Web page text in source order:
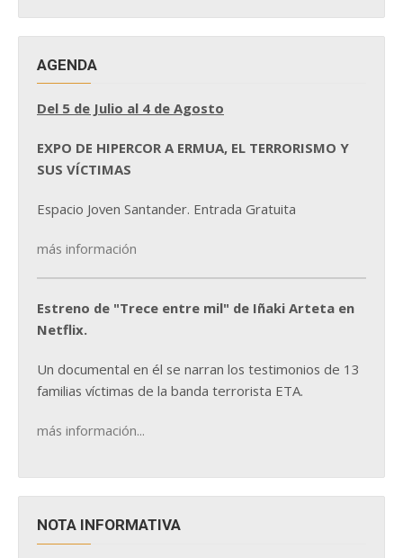
AGENDA
Del 5 de Julio al 4 de Agosto
EXPO DE HIPERCOR A ERMUA, EL TERRORISMO Y
SUS VÍCTIMAS
Espacio Joven Santander. Entrada Gratuita
más información
Estreno de "Trece entre mil" de Iñaki Arteta en
Netflix.
Un documental en él se narran los testimonios de 13
familias víctimas de la banda terrorista ETA.
más información...
NOTA INFORMATIVA